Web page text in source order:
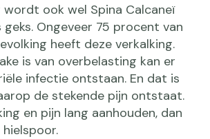
wordt ook wel Spina Calcaneï
Ongeveer 75 procent van
heeft deze verkalking.
is van overbelasting kan er
infectie ontstaan. En dat is
de stekende pijn ontstaat.
en pijn lang aanhouden, dan